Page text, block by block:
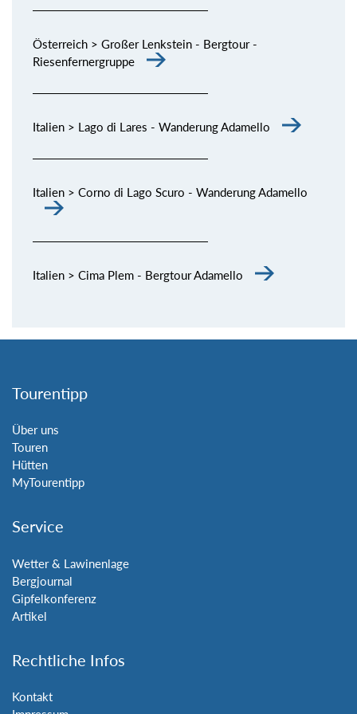
Österreich > Großer Lenkstein - Bergtour -
Riesenfernergruppe
Italien > Lago di Lares - Wanderung Adamello
Italien > Corno di Lago Scuro - Wanderung Adamello
Italien > Cima Plem - Bergtour Adamello
Tourentipp
Über uns
Touren
Hütten
MyTourentipp
Service
Wetter & Lawinenlage
Bergjournal
Gipfelkonferenz
Artikel
Rechtliche Infos
Kontakt